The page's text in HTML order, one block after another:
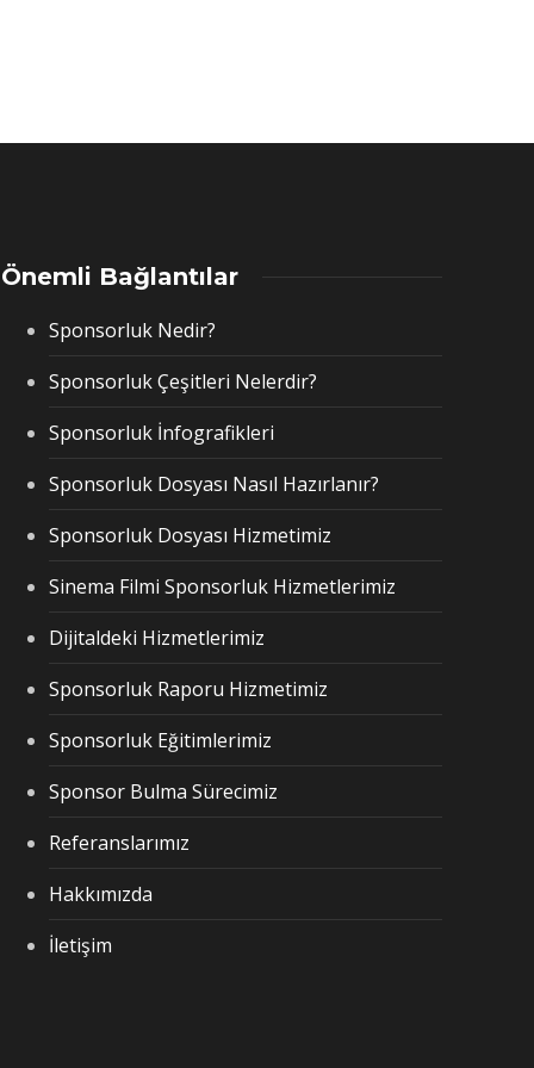
Önemli Bağlantılar
Sponsorluk Nedir?
Sponsorluk Çeşitleri Nelerdir?
Sponsorluk İnfografikleri
Sponsorluk Dosyası Nasıl Hazırlanır?
Sponsorluk Dosyası Hizmetimiz
Sinema Filmi Sponsorluk Hizmetlerimiz
Dijitaldeki Hizmetlerimiz
Sponsorluk Raporu Hizmetimiz
Sponsorluk Eğitimlerimiz
Sponsor Bulma Sürecimiz
Referanslarımız
Hakkımızda
İletişim